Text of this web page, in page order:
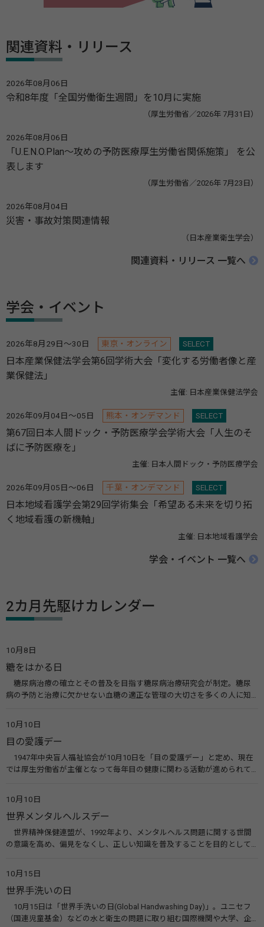
関連資料・リリース
2026年08月06日
令和8年度「全国労働衛生週間」を10月に実施
（厚生労働省／2026年 7月31日）
2026年08月06日
「U.E.N.O.Plan～攻めの予防医療厚生労働省関係施策」 を公
表します
（厚生労働省／2026年 7月23日）
2026年08月04日
災害・事故対策関連情報
（日本産業衛生学会）
関連資料・リリース 一覧へ
学会・イベント
2026年8月29日～30日 東京・オンライン SELECT
日本産業保健法学会第6回学術大会「変化する労働者像と産
業保健法」
主催: 日本産業保健法学会
2026年09月04日～05日 熊本・オンデマンド SELECT
第67回日本人間ドック・予防医療学会学術大会「人生のそ
ばに予防医療を」
主催: 日本人間ドック・予防医療学会
2026年09月05日～06日 千葉・オンデマンド SELECT
日本地域看護学会第29回学術集会「希望ある未来を切り拓
く地域看護の新機軸」
主催: 日本地域看護学会
学会・イベント 一覧へ
2カ月先駆けカレンダー
10月8日
糖をはかる日
糖尿病治療の確立とその普及を目指す糖尿病治療研究会が制定。糖尿
病の予防と治療に欠かせない血糖の適正な管理の大切さを多くの人に知
療研究会） 糖尿病ネットワーク
10月10日
目の愛護デー
1947年中央盲人福祉協会が10月10日を「目の愛護デー」と定め、現在
では厚生労働省が主催となって毎年目の健康に関わる活動が進められて
会）
10月10日
世界メンタルヘルスデー
世界精神保健連盟が、1992年より、メンタルヘルス問題に関する世間
の意識を高め、偏見をなくし、正しい知識を普及することを目的として、
す。 関連リンク 世界メンタルヘルスデー（厚生労働省） 働く人のメンタ
ルヘルス・ポータルサイト「こころの耳」（厚生労働省）
10月15日
世界手洗いの日
10月15日は「世界手洗いの日(Global Handwashing Day)」。ユニセフ
（国連児童基金）などの水と衛生の問題に取り組む国際機関や大学、企